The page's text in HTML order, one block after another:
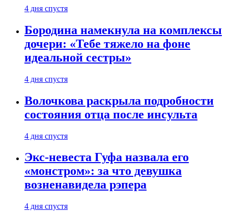
4 дня спустя
Бородина намекнула на комплексы
дочери: «Тебе тяжело на фоне
идеальной сестры»
4 дня спустя
Волочкова раскрыла подробности
состояния отца после инсульта
4 дня спустя
Экс-невеста Гуфа назвала его
«монстром»: за что девушка
возненавидела рэпера
4 дня спустя